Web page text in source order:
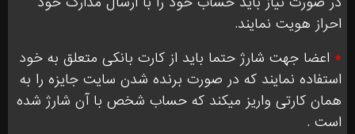
احراز هویت نمایند.
* اعضا جهت شارژ حتما باید از کارت بانکی متعلق به خود
استفاده نمایند که در صورت برنده شدن سایت جایزه را به
همان کارتی واریز میکند که حساب شخص با آن شارژ شده
است .